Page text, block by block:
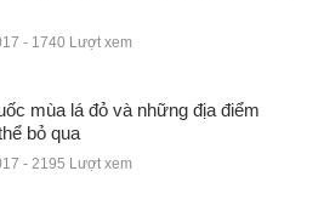
- 1740 Lượt xem
mùa lá đỏ và những địa điểm
bỏ qua
- 2195 Lượt xem